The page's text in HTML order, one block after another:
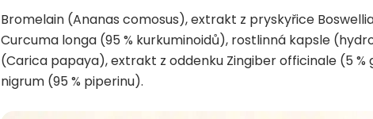
Bromelain (Ananas comosus), extrakt z pryskyřice
Curcuma longa (95 % kurkuminoidů), rostlinná kapsle
(Carica papaya), extrakt z oddenku Zingiber officinale (5
nigrum (95 % piperinu).